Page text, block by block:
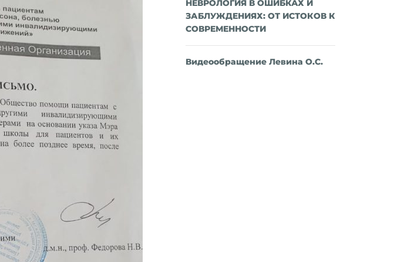
НЕВРОЛОГИЯ В ОШИБКАХ И
ЗАБЛУЖДЕНИЯХ: ОТ ИСТОКОВ К
СОВРЕМЕННОСТИ
Видеообращение Левина О.С.